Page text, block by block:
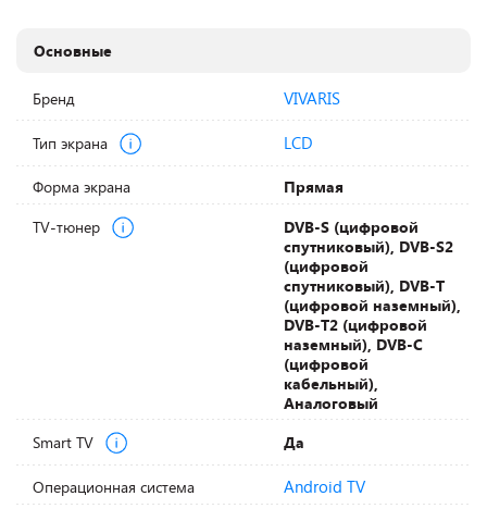
Основные
Бренд VIVARIS
Тип экрана LCD
Форма экрана
Прямая
TV-тюнер
DVB-S (цифровой
спутниковый), DVB-S2
(цифровой
спутниковый), DVB-T
(цифровой наземный),
DVB-T2 (цифровой
наземный), DVB-С
(цифровой
кабельный),
Аналоговый
Smart TV
Да
Операционная система Android TV